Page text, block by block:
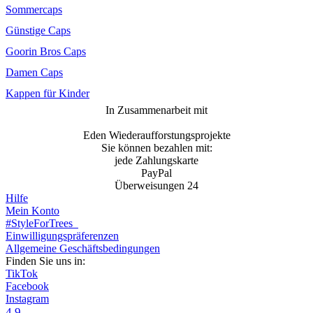
Sommercaps
Günstige Caps
Goorin Bros Caps
Damen Caps
Kappen für Kinder
In Zusammenarbeit mit
Eden Wiederaufforstungsprojekte
Sie können bezahlen mit:
jede Zahlungskarte
PayPal
Überweisungen 24
Hilfe
Mein Konto
#StyleForTrees
Einwilligungspräferenzen
Allgemeine Geschäftsbedingungen
Finden Sie uns in:
TikTok
Facebook
Instagram